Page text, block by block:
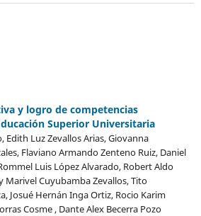
y logro de competencias
Superior Universitaria
Edith Luz Zevallos Arias, Giovanna
Flaviano Armando Zenteno Ruiz, Daniel
Luis López Alvarado, Robert Aldo
Marivel Cuyubamba Zevallos, Tito
Josué Hernán Inga Ortiz, Rocio Karim
Cosme , Dante Alex Becerra Pozo